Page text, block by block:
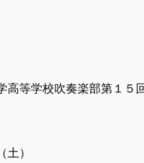
高等学校吹奏楽部第１５
土）